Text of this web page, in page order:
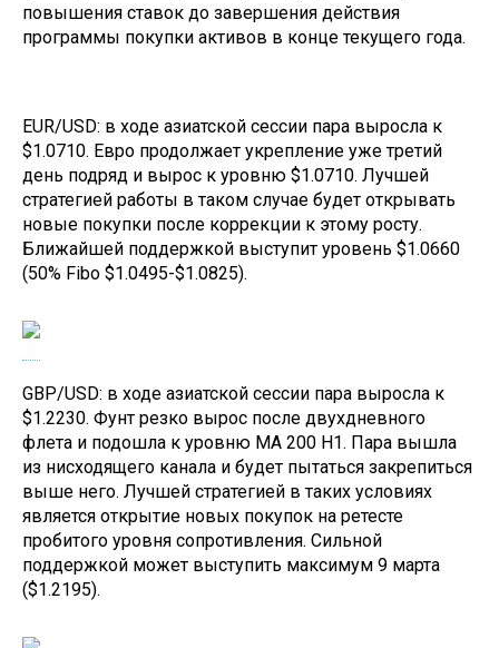
повышения ставок до завершения действия
программы покупки активов в конце текущего года.
EUR/USD: в ходе азиатской сессии пара выросла к
$1.0710. Евро продолжает укрепление уже третий
день подряд и вырос к уровню $1.0710. Лучшей
стратегией работы в таком случае будет открывать
новые покупки после коррекции к этому росту.
Ближайшей поддержкой выступит уровень $1.0660
(50% Fibo $1.0495-$1.0825).
GBP/USD: в ходе азиатской сессии пара выросла к
$1.2230. Фунт резко вырос после двухдневного
флета и подошла к уровню MA 200 H1. Пара вышла
из нисходящего канала и будет пытаться закрепиться
выше него. Лучшей стратегией в таких условиях
является открытие новых покупок на ретесте
пробитого уровня сопротивления. Сильной
поддержкой может выступить максимум 9 марта
($1.2195).